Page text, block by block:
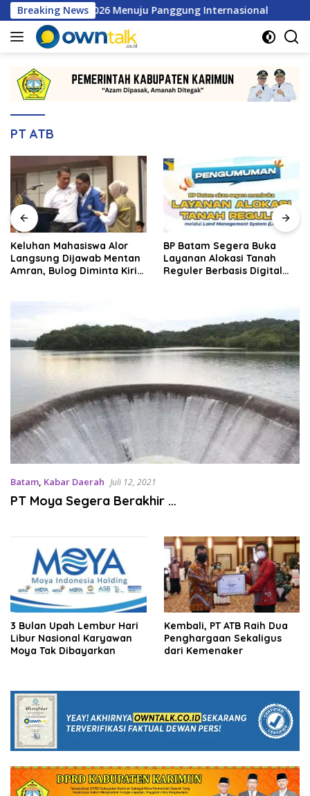
Langsung
ke
konten
Breaking News
MSL 2026 Menuju Panggung Internasional Keluhan
PT ATB
Keluhan Mahasiswa Alor
Langsung Dijawab Mentan
Amran, Bulog Diminta Kirim
BP Batam Segera Buka
Layanan Alokasi Tanah
Reguler Berbasis Digital
Batam, Kabar Daerah Juli 12, 2021
PT Moya Segera Berakhir …
3 Bulan Upah Lembur Hari
Libur Nasional Karyawan
Moya Tak Dibayarkan
Kembali, PT ATB Raih Dua
Penghargaan Sekaligus
dari Kemenaker